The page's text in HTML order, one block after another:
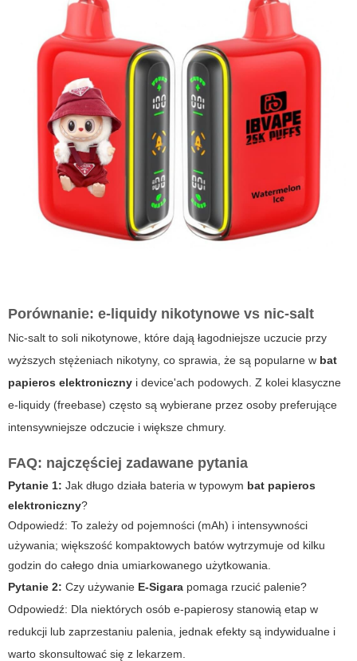
Porównanie: e-liquidy nikotynowe vs nic-salt
Nic-salt to soli nikotynowe, które dają łagodniejsze uczucie przy
wyższych stężeniach nikotyny, co sprawia, że są popularne w bat
papieros elektroniczny i device'ach podowych. Z kolei klasyczne
e-liquidy (freebase) często są wybierane przez osoby preferujące
intensywniejsze odczucie i większe chmury.
FAQ: najczęściej zadawane pytania
Pytanie 1: Jak długo działa bateria w typowym bat papieros
elektroniczny?
Odpowiedź: To zależy od pojemności (mAh) i intensywności
używania; większość kompaktowych batów wytrzymuje od kilku
godzin do całego dnia umiarkowanego użytkowania.
Pytanie 2: Czy używanie E-Sigara pomaga rzucić palenie?
Odpowiedź: Dla niektórych osób e-papierosy stanowią etap w
redukcji lub zaprzestaniu palenia, jednak efekty są indywidualne i
warto skonsultować się z lekarzem.